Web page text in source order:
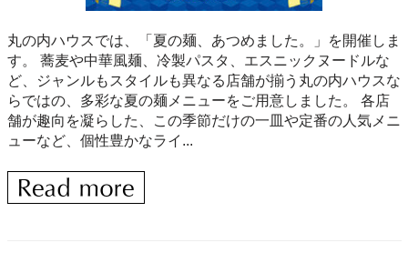
丸の内ハウスでは、「夏の麺、あつめました。」を開催しま
す。 蕎麦や中華風麺、冷製パスタ、エスニックヌードルな
ど、ジャンルもスタイルも異なる店舗が揃う丸の内ハウスな
らではの、多彩な夏の麺メニューをご用意しました。 各店
舗が趣向を凝らした、この季節だけの一皿や定番の人気メニ
ューなど、個性豊かなライ...